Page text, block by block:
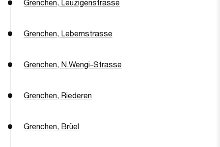
Grenchen, Leuzigenstrasse
Grenchen, Lebernstrasse
Grenchen, N.Wengi-Strasse
Grenchen, Riederen
Grenchen, Brüel